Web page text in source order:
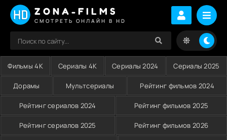
ZONA-FILMS
СМОТРЕТЬ ОНЛАЙН В HD
Фильмы 4K Сериалы 4K Сериалы 2024 Сериалы 2025
Дорамы Мультсериалы Рейтинг фильмов 2024
Рейтинг сериалов 2024 Рейтинг фильмов 2025
Рейтинг сериалов 2025 Рейтинг фильмов 2026